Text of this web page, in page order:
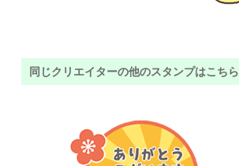
同じクリエイターの他のスタンプはこちら